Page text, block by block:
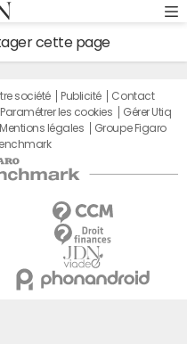
cette page
société Publicité
Contact
Paramétrer les cookies
Gérer Utiq
Mentions légales
Groupe Figaro